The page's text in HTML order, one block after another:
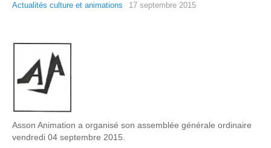
Actualités culture et animations 17 septembre 2015
Asson Animation a organisé son assemblée générale ordinaire
vendredi 04 septembre 2015.